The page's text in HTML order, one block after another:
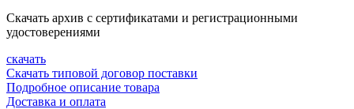
Скачать архив с сертификатами и регистрационными
удостоверениями
скачать
Скачать типовой договор поставки
Подробное описание товара
Доставка и оплата